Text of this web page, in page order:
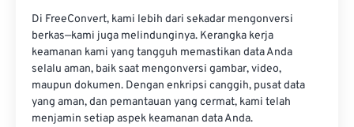
Di FreeConvert, kami lebih dari sekadar mengonversi
berkas—kami juga melindunginya. Kerangka kerja
keamanan kami yang tangguh memastikan data Anda
selalu aman, baik saat mengonversi gambar, video,
maupun dokumen. Dengan enkripsi canggih, pusat data
yang aman, dan pemantauan yang cermat, kami telah
menjamin setiap aspek keamanan data Anda.